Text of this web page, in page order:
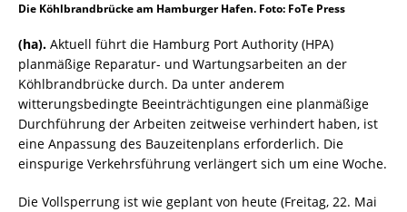
Die Köhlbrandbrücke am Hamburger Hafen. Foto: FoTe Press
(ha). Aktuell führt die Hamburg Port Authority (HPA)
planmäßige Reparatur- und Wartungsarbeiten an der
Köhlbrandbrücke durch. Da unter anderem
witterungsbedingte Beeinträchtigungen eine planmäßige
Durchführung der Arbeiten zeitweise verhindert haben, ist
eine Anpassung des Bauzeitenplans erforderlich. Die
einspurige Verkehrsführung verlängert sich um eine Woche.
Die Vollsperrung ist wie geplant von heute (Freitag, 22. Mai